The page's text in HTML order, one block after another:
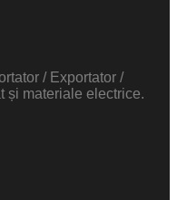
/ Exportator /
și materiale electrice.